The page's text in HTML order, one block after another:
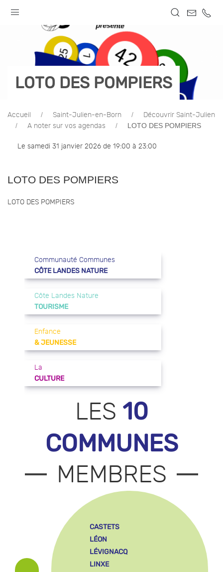
LOTO DES POMPIERS
Accueil Saint-Julien-en-Born
Découvrir Saint-Julien
A noter sur vos agendas
LOTO DES POMPIERS
Le samedi 31 janvier 2026 de 19:00 à 23:00
LOTO DES POMPIERS
LOTO DES POMPIERS
Communauté Communes
CÔTE LANDES NATURE
Côte Landes Nature
TOURISME
Enfance
& JEUNESSE
La
CULTURE
LES 10
COMMUNES
MEMBRES
CASTETS
LÉON
LÉVIGNACQ
LINXE